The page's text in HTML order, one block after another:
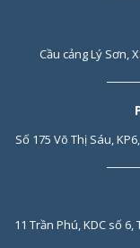
Cầu cảng Lý Sơn,
Số 175 Võ Thị Sáu,
11 Trần Phú, KDC số